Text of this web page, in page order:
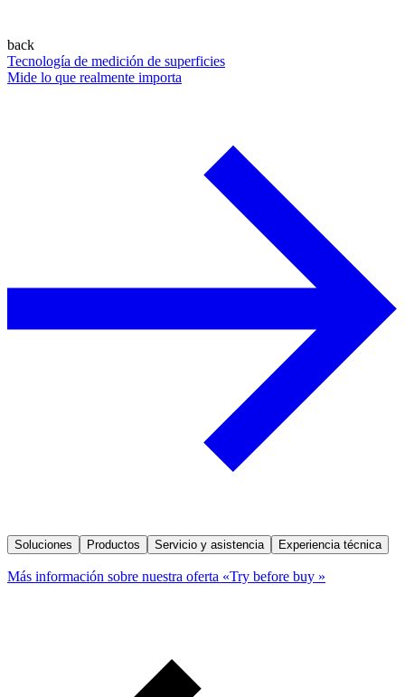
back
Tecnología de medición de superficies
Mide lo que realmente importa
Soluciones Productos Servicio y asistencia Experiencia técnica
Más información sobre nuestra oferta «Try before buy »